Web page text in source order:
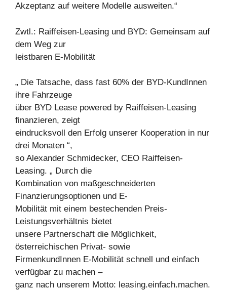
Akzeptanz auf weitere Modelle ausweiten.“
Zwtl.: Raiffeisen-Leasing und BYD: Gemeinsam auf
dem Weg zur
leistbaren E-Mobilität
„ Die Tatsache, dass fast 60% der BYD-KundInnen
ihre Fahrzeuge
über BYD Lease powered by Raiffeisen-Leasing
finanzieren, zeigt
eindrucksvoll den Erfolg unserer Kooperation in nur
drei Monaten “,
so Alexander Schmidecker, CEO Raiffeisen-
Leasing. „ Durch die
Kombination von maßgeschneiderten
Finanzierungsoptionen und E-
Mobilität mit einem bestechenden Preis-
Leistungsverhältnis bietet
unsere Partnerschaft die Möglichkeit,
österreichischen Privat- sowie
FirmenkundInnen E-Mobilität schnell und einfach
verfügbar zu machen –
ganz nach unserem Motto: leasing.einfach.machen.